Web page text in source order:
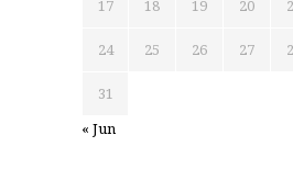
17 18 19 20
24 25 26 27
31
« Jun